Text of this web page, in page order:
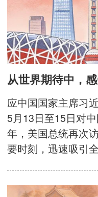
从世界期待中，
应中国国家主席习
5月13日至15日对
年，美国总统再次
要时刻，迅速吸引